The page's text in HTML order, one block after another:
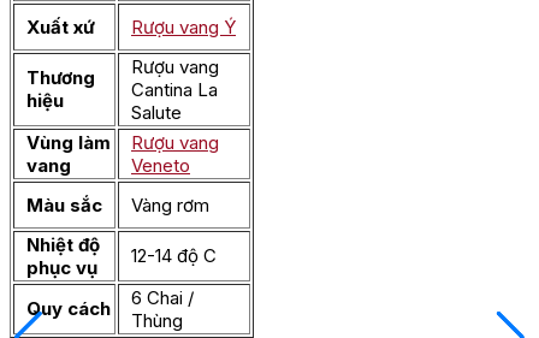
Xuất xứ
Rượu vang Ý
Thương
hiệu
Rượu vang
Cantina La
Salute
Vùng làm
vang
Rượu vang
Veneto
Màu sắc
Vàng rơm
Nhiệt độ
phục vụ
12-14 độ C
Quy cách
6 Chai /
Thùng